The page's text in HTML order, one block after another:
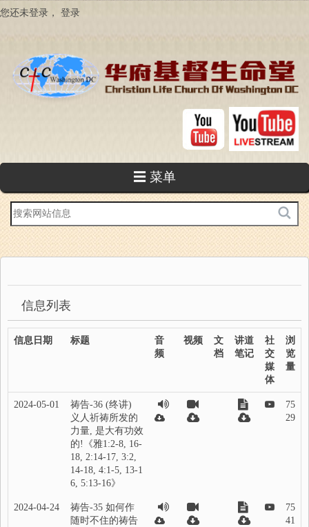
跳
您还未登录， 登录
☰ 菜单
站
内
搜
索
信息列表
信息日期 标题
音
频
视频
文
档
讲道
笔记
社
交
媒
体
浏
览
量
2024-05-01
祷告-36 (终讲)
义人祈祷所发的
力量, 是大有功效
的!《雅1:2-8, 16-
18, 2:14-17, 3:2,
14-18, 4:1-5, 13-1
6, 5:13-16》
75
29
2024-04-24
祷告-35 如何作
随时不住的祷告
75
41